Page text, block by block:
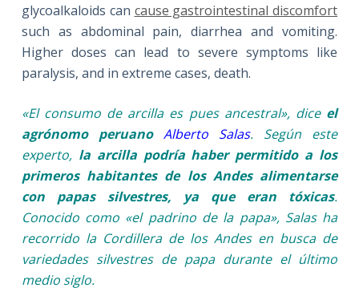
glycoalkaloids can cause gastrointestinal discomfort
such as abdominal pain, diarrhea and vomiting.
Higher doses can lead to severe symptoms like
paralysis, and in extreme cases, death.
«El consumo de arcilla es pues ancestral», dice el
agrónomo peruano Alberto Salas. Según este
experto, la arcilla podría haber permitido a los
primeros habitantes de los Andes alimentarse
con papas silvestres, ya que eran tóxicas.
Conocido como «el padrino de la papa», Salas ha
recorrido la Cordillera de los Andes en busca de
variedades silvestres de papa durante el último
medio siglo.